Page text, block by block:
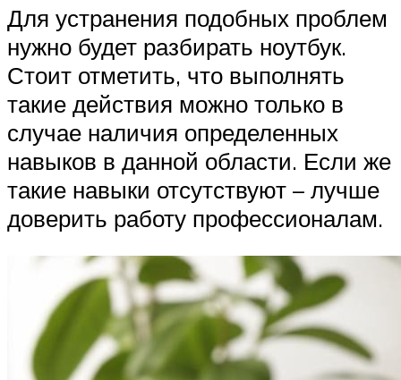
Для устранения подобных проблем
нужно будет разбирать ноутбук.
Стоит отметить, что выполнять
такие действия можно только в
случае наличия определенных
навыков в данной области. Если же
такие навыки отсутствуют – лучше
доверить работу профессионалам.